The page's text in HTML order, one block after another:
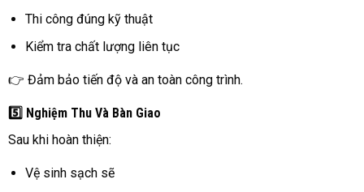
Thi công đúng kỹ thuật
Kiểm tra chất lượng liên tục
👉 Đảm bảo tiến độ và an toàn công trình.
5️⃣ Nghiệm Thu Và Bàn Giao
Sau khi hoàn thiện:
Vệ sinh sạch sẽ